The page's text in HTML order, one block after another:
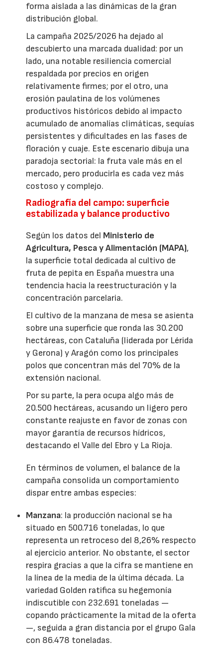
forma aislada a las dinámicas de la gran
distribución global.
La campaña 2025/2026 ha dejado al
descubierto una marcada dualidad: por un
lado, una notable resiliencia comercial
respaldada por precios en origen
relativamente firmes; por el otro, una
erosión paulatina de los volúmenes
productivos históricos debido al impacto
acumulado de anomalías climáticas, sequías
persistentes y dificultades en las fases de
floración y cuaje. Este escenario dibuja una
paradoja sectorial: la fruta vale más en el
mercado, pero producirla es cada vez más
costoso y complejo.
Radiografía del campo: superficie
estabilizada y balance productivo
Según los datos del Ministerio de
Agricultura, Pesca y Alimentación (MAPA),
la superficie total dedicada al cultivo de
fruta de pepita en España muestra una
tendencia hacia la reestructuración y la
concentración parcelaria.
El cultivo de la manzana de mesa se asienta
sobre una superficie que ronda las 30.200
hectáreas, con Cataluña (liderada por Lérida
y Gerona) y Aragón como los principales
polos que concentran más del 70% de la
extensión nacional.
Por su parte, la pera ocupa algo más de
20.500 hectáreas, acusando un ligero pero
constante reajuste en favor de zonas con
mayor garantía de recursos hídricos,
destacando el Valle del Ebro y La Rioja.
En términos de volumen, el balance de la
campaña consolida un comportamiento
dispar entre ambas especies:
Manzana: la producción nacional se ha
situado en 500.716 toneladas, lo que
representa un retroceso del 8,26% respecto
al ejercicio anterior. No obstante, el sector
respira gracias a que la cifra se mantiene en
la línea de la media de la última década. La
variedad Golden ratifica su hegemonía
indiscutible con 232.691 toneladas —
copando prácticamente la mitad de la oferta
—, seguida a gran distancia por el grupo Gala
con 86.478 toneladas.